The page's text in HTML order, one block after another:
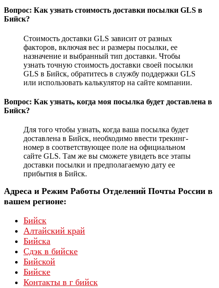
Вопрос: Как узнать стоимость доставки посылки GLS в
Бийск?
Стоимость доставки GLS зависит от разных
факторов, включая вес и размеры посылки, ее
назначение и выбранный тип доставки. Чтобы
узнать точную стоимость доставки своей посылки
GLS в Бийск, обратитесь в службу поддержки GLS
или использовать калькулятор на сайте компании.
Вопрос: Как узнать, когда моя посылка будет доставлена в
Бийск?
Для того чтобы узнать, когда ваша посылка будет
доставлена в Бийск, необходимо ввести трекинг-
номер в соответствующее поле на официальном
сайте GLS. Там же вы сможете увидеть все этапы
доставки посылки и предполагаемую дату ее
прибытия в Бийск.
Адреса и Режим Работы Отделений Почты России в
вашем регионе:
Бийск
Алтайский край
Бийска
Сдэк в бийске
Бийской
Бийске
Контакты в г бийск